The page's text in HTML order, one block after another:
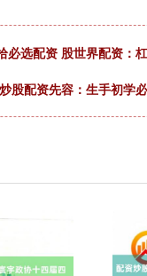
必选配资 股世界配资：
股配资先容：生手初学